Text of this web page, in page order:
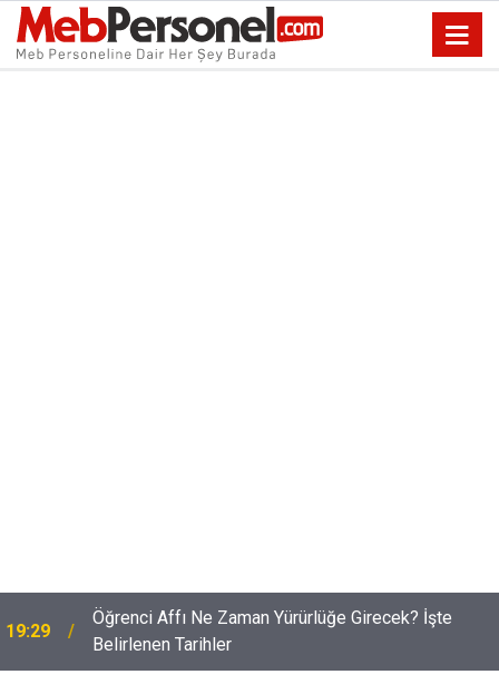
19:29
Öğrenci Affı Ne Zaman Yürürlüğe Girecek? İşte
Belirlenen Tarihler